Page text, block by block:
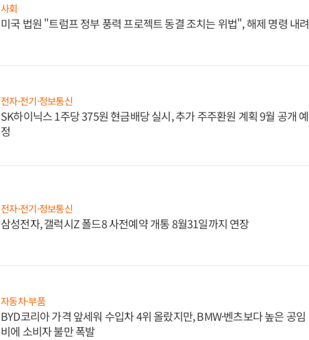
사회
미국 법원 "트럼프 정부 풍력 프로젝트 동결 조치는 위법", 해제 명령 내려
전자·전기·정보통신
SK하이닉스 1주당 375원 현금배당 실시, 추가 주주환원 계획 9월 공개 예
정
전자·전기·정보통신
삼성전자, 갤럭시Z 폴드8 사전예약 개통 8월31일까지 연장
자동차·부품
BYD코리아 가격 앞세워 수입차 4위 올랐지만, BMW·벤츠보다 높은 공임
비에 소비자 불만 폭발